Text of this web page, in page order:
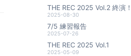
THE REC 2025 Vol.2 終演！
2025-08-30
7/5 練習報告
2025-07-26
THE REC 2025 Vol.1
2025-05-09